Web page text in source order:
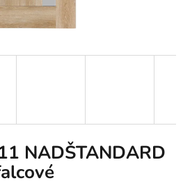
NADŠTANDARD